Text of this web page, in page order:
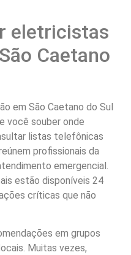
eletricistas
Caetano
em São Caetano do Sul
você souber onde
listas telefônicas
profissionais da
emergencial.
estão disponíveis 24
críticas que não
em grupos
Muitas vezes,